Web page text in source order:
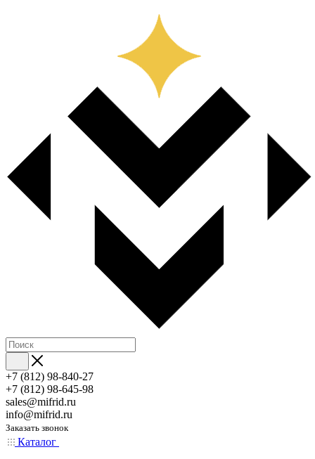
+7 (812) 98-840-27
+7 (812) 98-645-98
sales@mifrid.ru
info@mifrid.ru
Заказать звонок
Каталог